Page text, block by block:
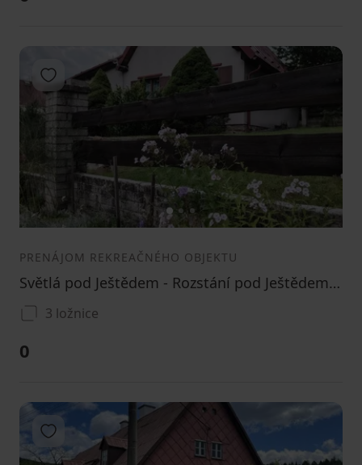
12
Pridať do obľúbených
PRENÁJOM REKREAČNÉHO OBJEKTU
Světlá pod Ještědem - Rozstání pod Ještědem, Liberecký kraj
3 ložnice
0
Pridať do obľúbených